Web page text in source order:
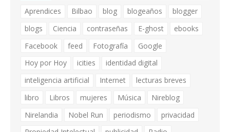
Aprendices Bilbao blog blogeaños
blogger
blogs
Ciencia contraseñas E-ghost
ebooks
Facebook
feed Fotografía
Google
Hoy por Hoy
icities
identidad digital
inteligencia artificial
Internet
lecturas breves
libro
Libros mujeres Música
Nireblog
Nirelandia
Nobel Run periodismo
privacidad